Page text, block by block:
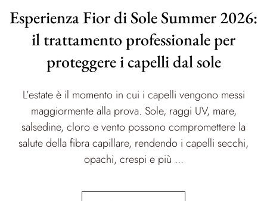
Esperienza Fior di Sole Summer 2026:
il trattamento professionale per
proteggere i capelli dal sole
L’estate è il momento in cui i capelli vengono messi
maggiormente alla prova. Sole, raggi UV, mare,
salsedine, cloro e vento possono compromettere la
salute della fibra capillare, rendendo i capelli secchi,
opachi, crespi e più ...